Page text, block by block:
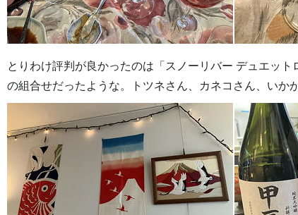
とりわけ評判が良かったのは「スノーリバー デュエッ
の組合せだったような。トツネさん、カネコさん、いか